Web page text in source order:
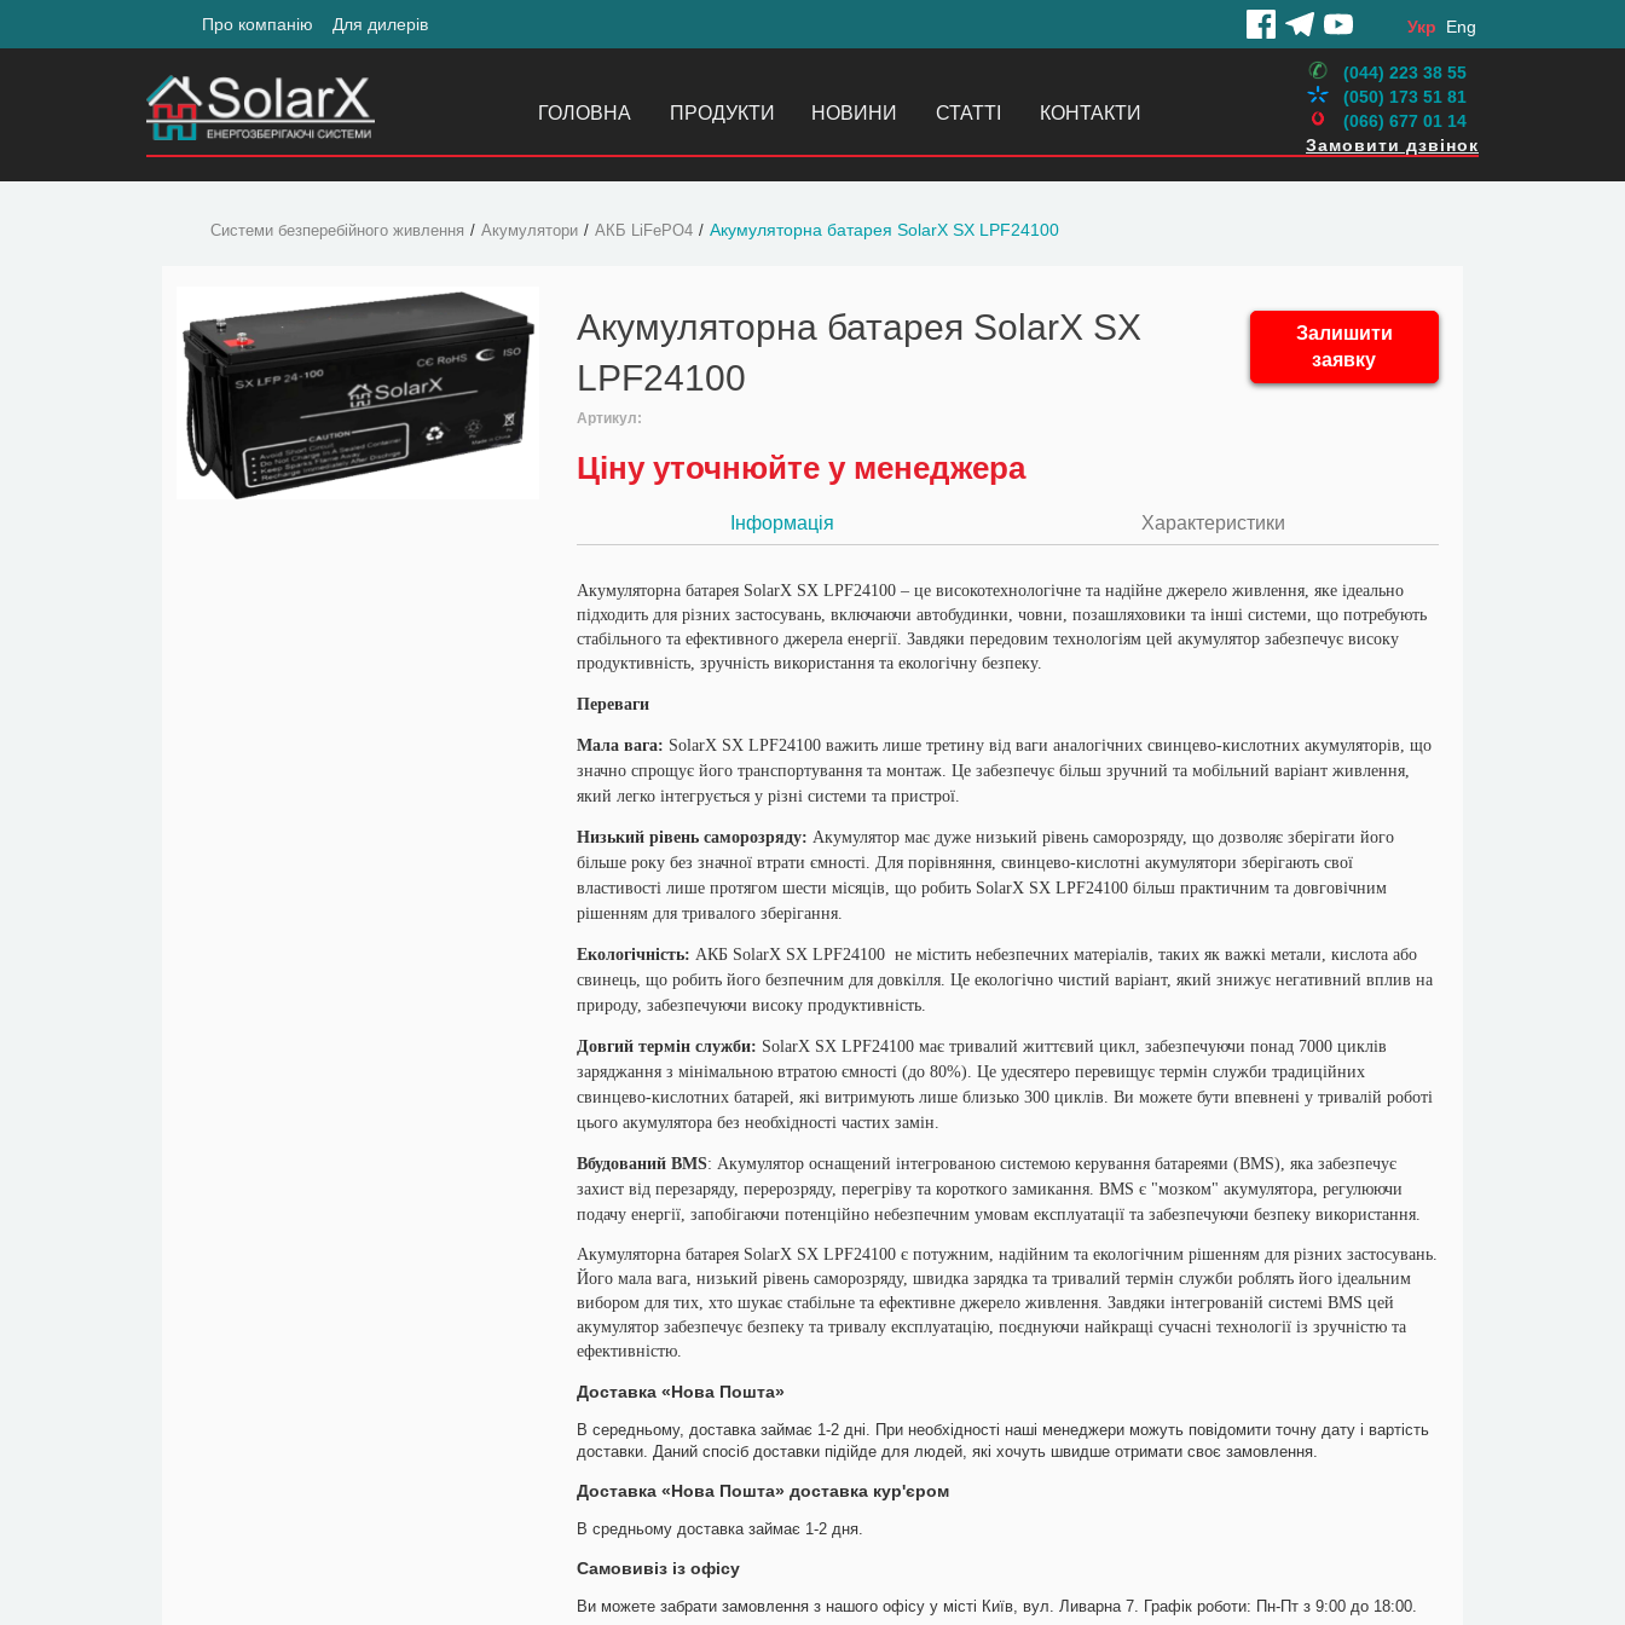
Про компанію Для дилерів Укр Eng
ГОЛОВНА ПРОДУКТИ НОВИНИ СТАТТІ КОНТАКТИ
(044) 223 38 55
(050) 173 51 81
(066) 677 01 14
Замовити дзвінок
Системи безперебійного живлення Акумулятори АКБ LiFePO4 Акумуляторна батарея SolarX SX LPF24100
Акумуляторна батарея SolarX SX
LPF24100
Залишити
заявку
Артикул:
Ціну уточнюйте у менеджера
Інформація Характеристики
Акумуляторна батарея SolarX SX LPF24100 – це високотехнологічне та надійне джерело живлення, яке ідеально
підходить для різних застосувань, включаючи автобудинки, човни, позашляховики та інші системи, що потребують
стабільного та ефективного джерела енергії. Завдяки передовим технологіям цей акумулятор забезпечує високу
продуктивність, зручність використання та екологічну безпеку.
Переваги
Мала вага: SolarX SX LPF24100 важить лише третину від ваги аналогічних свинцево-кислотних акумуляторів, що
значно спрощує його транспортування та монтаж. Це забезпечує більш зручний та мобільний варіант живлення,
який легко інтегрується у різні системи та пристрої.
Низький рівень саморозряду: Акумулятор має дуже низький рівень саморозряду, що дозволяє зберігати його
більше року без значної втрати ємності. Для порівняння, свинцево-кислотні акумулятори зберігають свої
властивості лише протягом шести місяців, що робить SolarX SX LPF24100 більш практичним та довговічним
рішенням для тривалого зберігання.
Екологічність: АКБ SolarX SX LPF24100 не містить небезпечних матеріалів, таких як важкі метали, кислота або
свинець, що робить його безпечним для довкілля. Це екологічно чистий варіант, який знижує негативний вплив на
природу, забезпечуючи високу продуктивність.
Довгий термін служби: SolarX SX LPF24100 має тривалий життєвий цикл, забезпечуючи понад 7000 циклів
заряджання з мінімальною втратою ємності (до 80%). Це удесятеро перевищує термін служби традиційних
свинцево-кислотних батарей, які витримують лише близько 300 циклів. Ви можете бути впевнені у тривалій роботі
цього акумулятора без необхідності частих замін.
Вбудований BMS: Акумулятор оснащений інтегрованою системою керування батареями (BMS), яка забезпечує
захист від перезаряду, перерозряду, перегріву та короткого замикання. BMS є "мозком" акумулятора, регулюючи
подачу енергії, запобігаючи потенційно небезпечним умовам експлуатації та забезпечуючи безпеку використання.
Акумуляторна батарея SolarX SX LPF24100 є потужним, надійним та екологічним рішенням для різних застосувань.
Його мала вага, низький рівень саморозряду, швидка зарядка та тривалий термін служби роблять його ідеальним
вибором для тих, хто шукає стабільне та ефективне джерело живлення. Завдяки інтегрованій системі BMS цей
акумулятор забезпечує безпеку та тривалу експлуатацію, поєднуючи найкращі сучасні технології із зручністю та
ефективністю.
Доставка «Нова Пошта»
В середньому, доставка займає 1-2 дні. При необхідності наші менеджери можуть повідомити точну дату і вартість
доставки. Даний спосіб доставки підійде для людей, які хочуть швидше отримати своє замовлення.
Доставка «Нова Пошта» доставка кур'єром
В средньому доставка займає 1-2 дня.
Самовивіз із офісу
Ви можете забрати замовлення з нашого офісу у місті Київ, вул. Ливарна 7. Графік роботи: Пн-Пт з 9:00 до 18:00.